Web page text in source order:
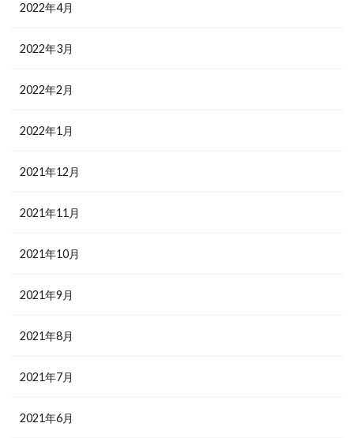
2022年4月
2022年3月
2022年2月
2022年1月
2021年12月
2021年11月
2021年10月
2021年9月
2021年8月
2021年7月
2021年6月